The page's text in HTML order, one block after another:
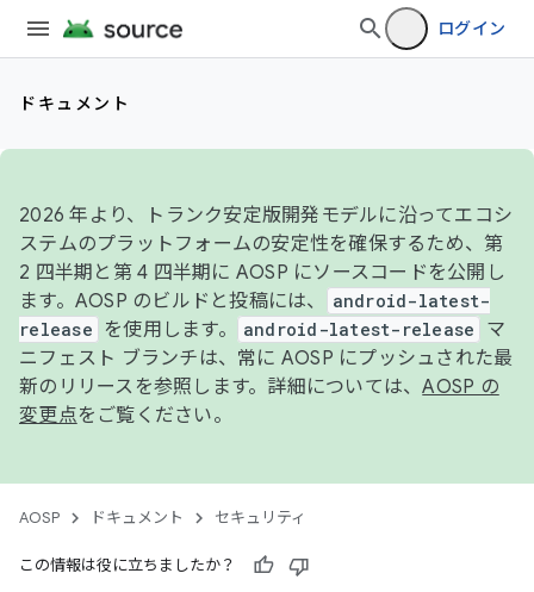
ログイン
ドキュメント
2026 年より、トランク安定版開発モデルに沿ってエコシ
ステムのプラットフォームの安定性を確保するため、第
2 四半期と第 4 四半期に AOSP にソースコードを公開し
ます。AOSP のビルドと投稿には、
android-latest-
release
を使用します。 android-latest-release
マ
ニフェスト ブランチは、常に AOSP にプッシュされた最
新のリリースを参照します。詳細については、AOSP の
変更点をご覧ください。
AOSP ドキュメント セキュリティ
この情報は役に立ちましたか？